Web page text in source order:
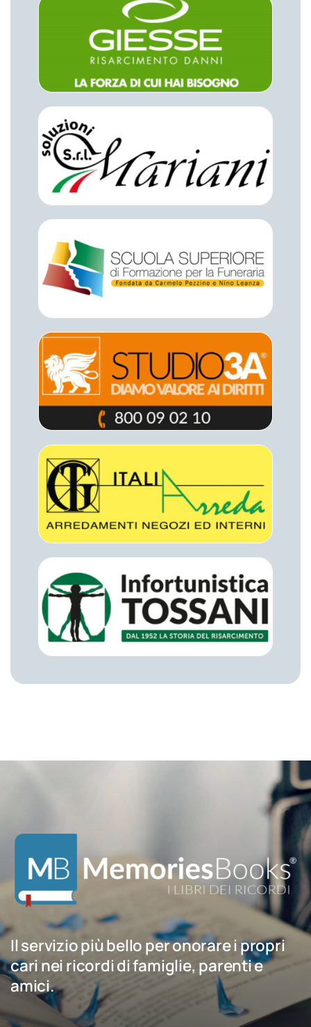
Il servizio più bello per onorare i propri
cari nei ricordi di famiglie, parenti e
amici.